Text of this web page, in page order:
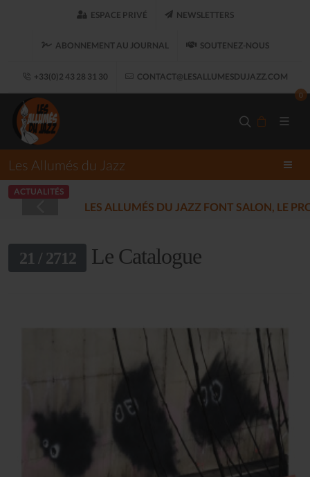
ESPACE PRIVÉ NEWSLETTERS
ABONNEMENT AU JOURNAL SOUTENEZ-NOUS
+33(0)2 43 28 31 30 CONTACT@LESALLUMESDUJAZZ.COM
0
Les Allumés du Jazz
ACTUALITÉS
LES ALLUMÉS DU JAZZ FONT SALON, LE
21 / 2712 Le Catalogue